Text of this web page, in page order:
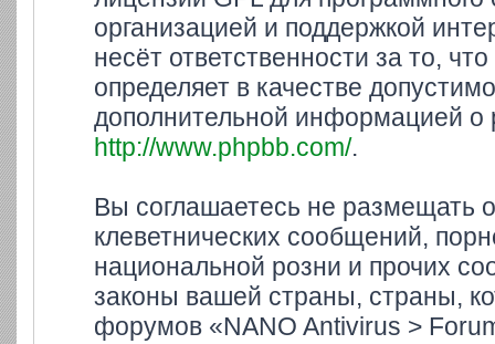
организацией и поддержкой
несёт ответственности за то,
определяет в качестве
дополнительной информацией о
http://www.phpbb.com/.
Вы соглашаетесь не размещать
клеветнических сообщений,
национальной розни и прочих
законы вашей страны, страны,
форумов «NANO Antivirus >